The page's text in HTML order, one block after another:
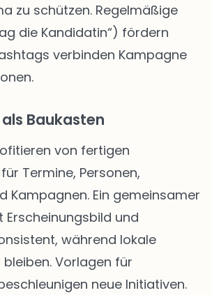
zu schützen. Regelmäßige
die Kandidatin“) fördern
verbinden Kampagne
Baukasten
von fertigen
Termine, Personen,
Kampagnen. Ein gemeinsamer
Erscheinungsbild und
während lokale
Vorlagen für
neue Initiativen.